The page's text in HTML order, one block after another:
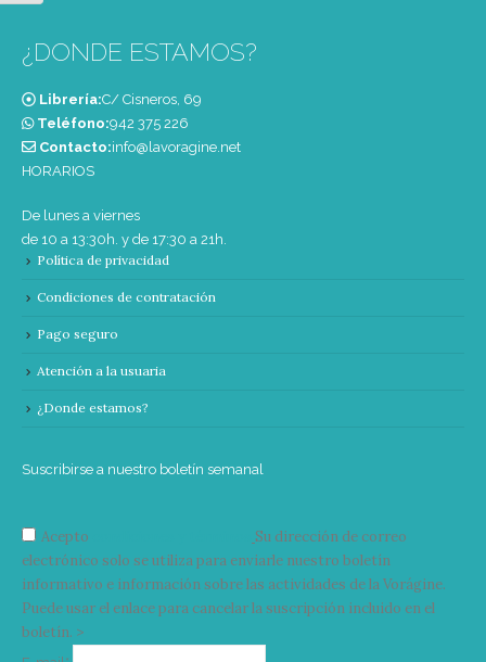
¿DONDE ESTAMOS?
Librería:C/ Cisneros, 69
Teléfono:‭942 375 226‬
Contacto:info@lavoragine.net
HORARIOS
De lunes a viernes
de 10 a 13:30h. y de 17:30 a 21h.
Política de privacidad
Condiciones de contratación
Pago seguro
Atención a la usuaria
¿Donde estamos?
Suscribirse a nuestro boletín semanal
Acepto
Su dirección de correo
electrónico solo se utiliza para enviarle nuestro boletín
informativo e información sobre las actividades de la Vorágine.
Puede usar el enlace para cancelar la suscripción incluido en el
boletín. >